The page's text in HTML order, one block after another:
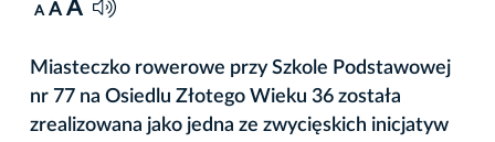
A A A
Miasteczko rowerowe przy Szkole Podstawowej
nr 77 na Osiedlu Złotego Wieku 36 została
zrealizowana jako jedna ze zwycięskich inicjatyw